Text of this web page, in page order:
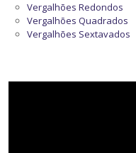
Vergalhões Redondos
Vergalhões Quadrados
Vergalhões Sextavados